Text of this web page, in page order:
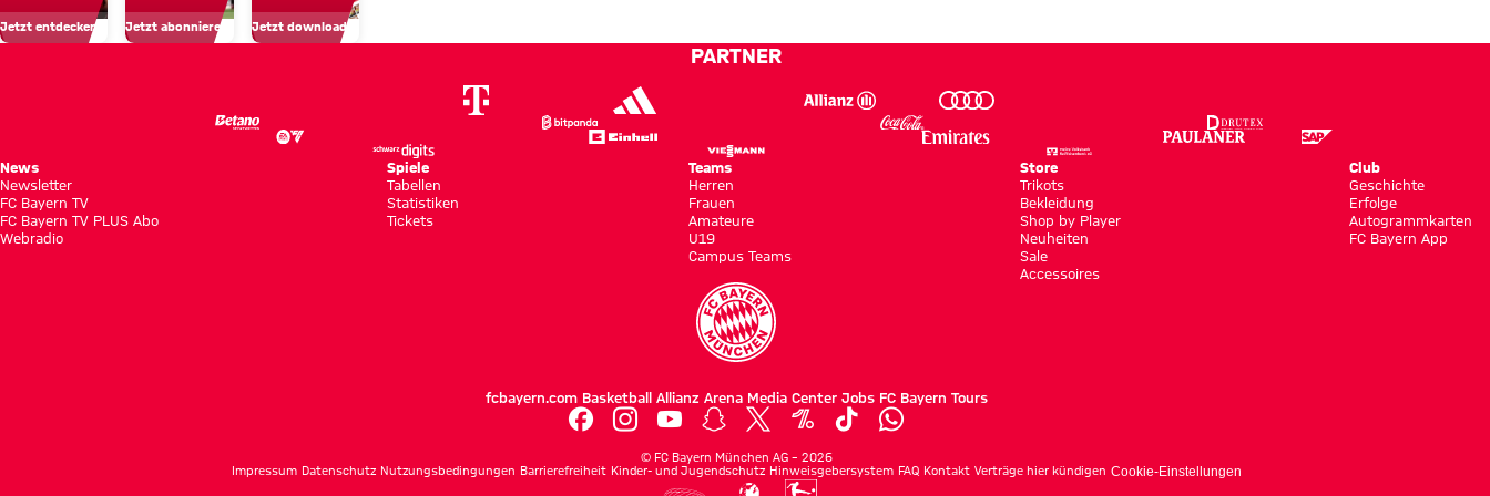
holen
ersten
Testspielsiegum
unseren
Profis
Jeju SK
2:1
Jetzt entdecken
Jetzt abonnieren!
Jetzt downloaden!
PARTNER
News
Newsletter
FC Bayern TV
FC Bayern TV PLUS Abo
Webradio
Spiele
Tabellen
Statistiken
Tickets
Teams
Herren
Frauen
Amateure
U19
Campus Teams
Store
Trikots
Bekleidung
Shop by Player
Neuheiten
Sale
Accessoires
Club
Geschichte
Erfolge
Autogrammkarten
FC Bayern App
fcbayern.com Basketball Allianz Arena Media Center Jobs FC Bayern Tours
© FC Bayern München AG – 2026
Impressum Datenschutz Nutzungsbedingungen Barrierefreiheit Kinder- und Jugendschutz Hinweisgebersystem FAQ Kontakt Verträge hier kündigen Cookie-Einstellungen